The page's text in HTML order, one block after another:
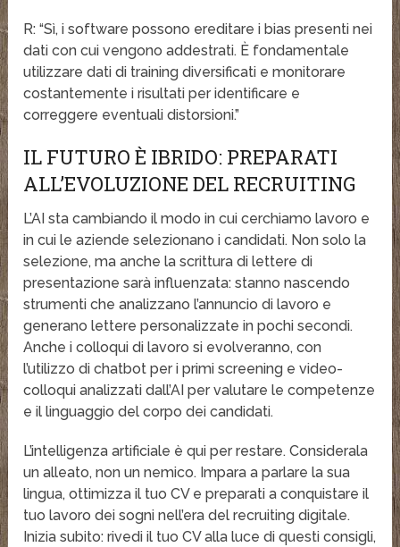
R: “Sì, i software possono ereditare i bias presenti nei
dati con cui vengono addestrati. È fondamentale
utilizzare dati di training diversificati e monitorare
costantemente i risultati per identificare e
correggere eventuali distorsioni.”
IL FUTURO È IBRIDO: PREPARATI
ALL’EVOLUZIONE DEL RECRUITING
L’AI sta cambiando il modo in cui cerchiamo lavoro e
in cui le aziende selezionano i candidati. Non solo la
selezione, ma anche la scrittura di lettere di
presentazione sarà influenzata: stanno nascendo
strumenti che analizzano l’annuncio di lavoro e
generano lettere personalizzate in pochi secondi.
Anche i colloqui di lavoro si evolveranno, con
l’utilizzo di chatbot per i primi screening e video-
colloqui analizzati dall’AI per valutare le competenze
e il linguaggio del corpo dei candidati.
L’intelligenza artificiale è qui per restare. Considerala
un alleato, non un nemico. Impara a parlare la sua
lingua, ottimizza il tuo CV e preparati a conquistare il
tuo lavoro dei sogni nell’era del recruiting digitale.
Inizia subito: rivedi il tuo CV alla luce di questi consigli,